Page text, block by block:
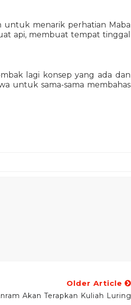
untuk menarik perhatian Maba
api, membuat tempat tinggal
lagi konsep yang ada dan
untuk sama-sama membahas
Older Article
Akan Terapkan Kuliah Luring